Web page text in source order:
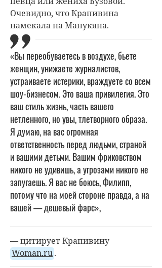
Очевидно, что Крапивина
намекала на Манукяна.
«Вы переобуваетесь в воздухе, бьете
женщин, унижаете журналистов,
устраиваете истерики, враждуете со всем
шоу-бизнесом. Это ваша привилегия. Это
ваш стиль жизнь, часть вашего
нетленного, но увы, тлетворного образа.
Я думаю, на вас огромная
ответственность перед людьми, страной
и вашими детьми. Вашим фриковством
никого не удивишь, а угрозами никого не
запугаешь. Я вас не боюсь, Филипп,
потому что на моей стороне правда, а на
вашей — дешевый фарс»,
— цитирует Крапивину
Woman.ru.